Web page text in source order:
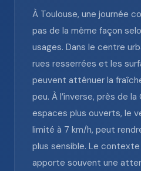
À Toulouse, une journée
pas de la même façon
usages. Dans le centre
rues resserrées et les
peuvent atténuer la
peu. À l’inverse, près de
espaces plus ouverts, le
limité à 7 km/h, peut
plus sensible. Le
apporte souvent une